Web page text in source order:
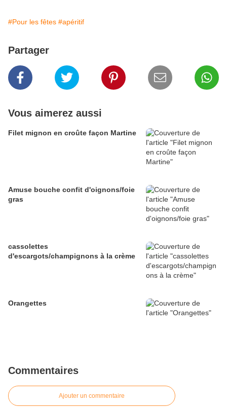
#Pour les fêtes #apéritif
Partager
Vous aimerez aussi
Filet mignon en croûte façon Martine
Amuse bouche confit d'oignons/foie
gras
cassolettes
d'escargots/champignons à la crème
Orangettes
Commentaires
Ajouter un commentaire